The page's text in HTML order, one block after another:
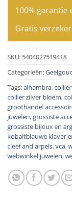
100% garantie
Gratis
SKU: 5404027519418
Categorieën:
Tags:alhambra,
collier zilver bloem,
groothandel
juwelen,grossiste
grossiste bijoux en
kobaltblauwe klaver
cleef and arpels,vca,
webwinkel juwelen,